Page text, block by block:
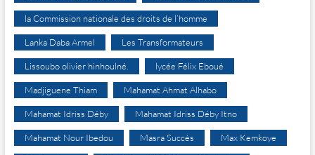
la Commission nationale des droits de l’homme
Lanka Daba Armel Les Transformateurs
Lissoubo olivier hinhoulné. lycée Félix Eboué
Madjiguene Thiam Mahamat Ahmat Alhabo
Mahamat Idriss Déby Mahamat Idriss Déby Itno
Mahamat Nour Ibedou Masra Succès Max Kemkoye